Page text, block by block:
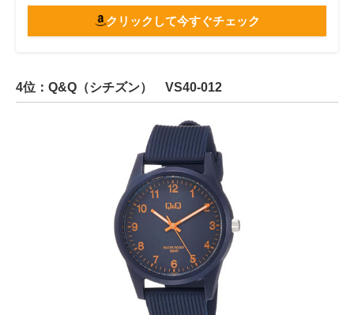
クリックして今すぐチェック
4位：Q&Q（シチズン） VS40-012